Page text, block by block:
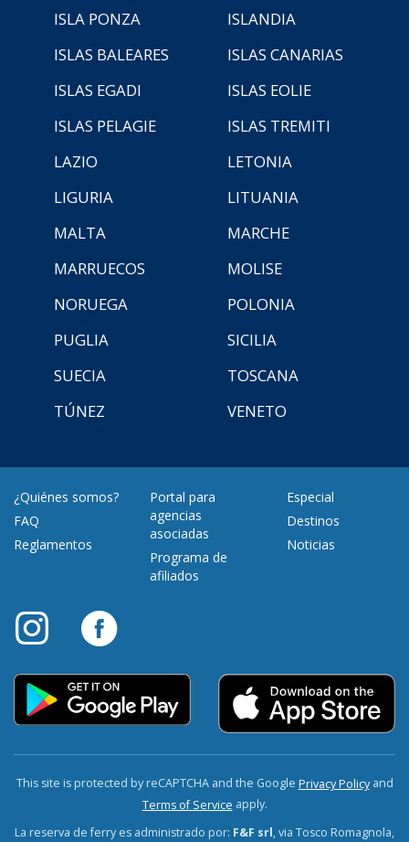
ISLA PONZA
ISLANDIA
ISLAS BALEARES
ISLAS CANARIAS
ISLAS EGADI
ISLAS EOLIE
ISLAS PELAGIE
ISLAS TREMITI
LAZIO
LETONIA
LIGURIA
LITUANIA
MALTA
MARCHE
MARRUECOS
MOLISE
NORUEGA
POLONIA
PUGLIA
SICILIA
SUECIA
TOSCANA
TÚNEZ
VENETO
¿Quiénes somos?
FAQ
Reglamentos
Portal para
agencias
asociadas
Programa de
afiliados
Especial
Destinos
Noticias
This site is protected by reCAPTCHA and the Google Privacy Policyand
Terms of Service apply.
La reserva de ferry es administrado por: F&F srl, via Tosco Romagnola,